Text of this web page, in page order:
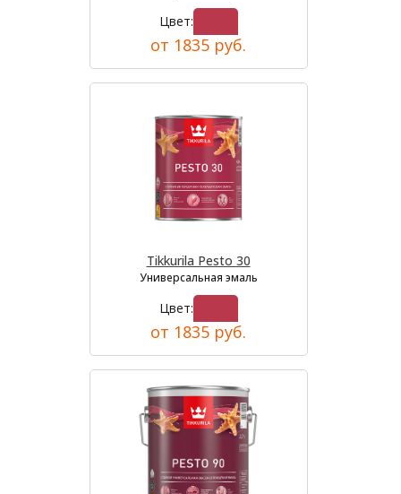
Цвет:
от 1835 руб.
Tikkurila Pesto 30
Универсальная эмаль
Цвет:
от 1835 руб.